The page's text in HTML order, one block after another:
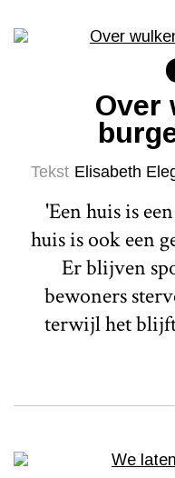
Over
Tekst Elisabeth
'Een huis is
huis is ook een
Er blijven
bewoners
terwijl het